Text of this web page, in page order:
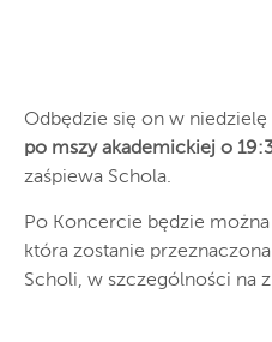
Odbędzie się on w niedzielę
po mszy akademickiej o
zaśpiewa Schola.
Po Koncercie będzie
która zostanie
Scholi, w szczególności na